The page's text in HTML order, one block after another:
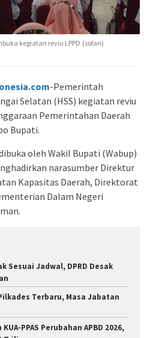
kegiatan reviu LPPD.(sofan)
-Pemerintah
Selatan (HSS) kegiatan reviu
Pemerintahan Daerah
Bupati.
oleh Wakil Bupati (Wabup)
narasumber Direktur
Kapasitas Daerah, Direktorat
Dalam Negeri
Sesuai Jadwal, DPRD Desak
Terbaru, Masa Jabatan
PPAS Perubahan APBD 2026,